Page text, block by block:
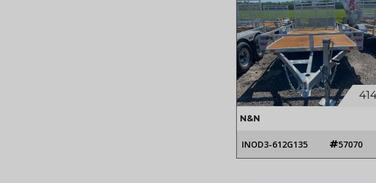
N&N
INOD3-612G135 57070